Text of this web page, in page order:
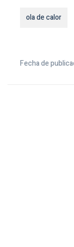
ola de calor
Fecha de